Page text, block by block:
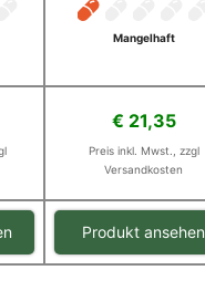
Mangelhaft
€ 21,35
Preis inkl. Mwst., zzgl
Versandkosten
Produkt ansehen